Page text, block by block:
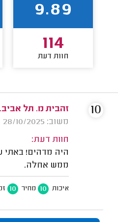
9.89
114
חוות דעת
זהבית מ. תל אביב.
משוב: 28/10/2025
חוות דעת:
היה מדהים! באתי
ממש אחלה.
איכות 10 מחיר 10
10